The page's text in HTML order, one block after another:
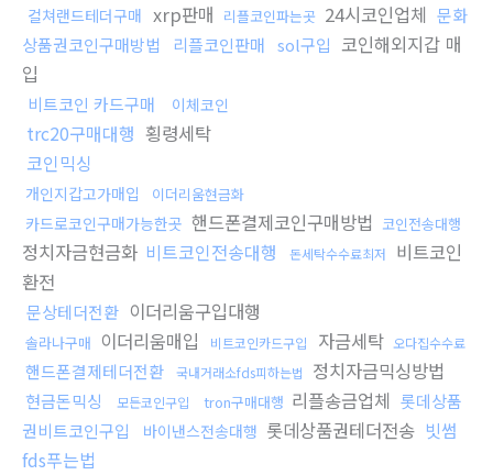
컬쳐랜드테더구매 xrp판매 리플코인파는곳 24시코인업체 문화
상품권코인구매방법
리플코인판매 sol구입 코인해외지갑 매
입
비트코인 카드구매 이체코인
trc20구매대행 횡령세탁
코인믹싱
개인지갑고가매입 이더리움현금화
카드로코인구매가능한곳 핸드폰결제코인구매방법 코인전송대행
정치자금현금화 비트코인전송대행 돈세탁수수료최저
비트코인
환전
문상테더전환 이더리움구입대행
솔라나구매 이더리움매입 비트코인카드구입 자금세탁 오다집수수료
핸드폰결제테더전환 국내거래소fds피하는법 정치자금믹싱방법
현금돈믹싱 모든코인구입 tron구매대행 리플송금업체 롯데상품
권비트코인구입
바이낸스전송대행 롯데상품권테더전송 빗썸
fds푸는법